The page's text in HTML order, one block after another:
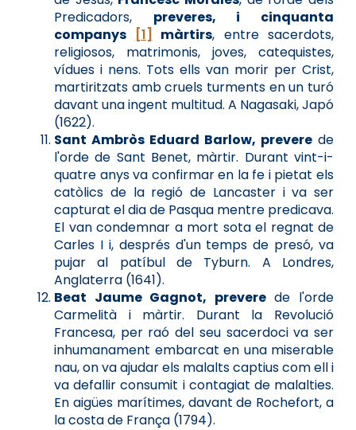
Predicadors, preveres, i cinquanta
companys
[1] màrtirs, entre sacerdots,
religiosos, matrimonis, joves, catequistes,
vídues i nens. Tots ells van morir per Crist,
martiritzats amb cruels turments en un turó
davant una ingent multitud. A Nagasaki, Japó
(1622).
Sant Ambròs Eduard Barlow, prevere de
l'orde de Sant Benet, màrtir. Durant vint-i-
quatre anys va confirmar en la fe i pietat els
catòlics de la regió de Lancaster i va ser
capturat el dia de Pasqua mentre predicava.
El van condemnar a mort sota el regnat de
Carles I i, després d'un temps de presó, va
pujar al patíbul de Tyburn. A Londres,
Anglaterra (1641).
Beat Jaume Gagnot, preverede l'orde
Carmelità i màrtir. Durant la Revolució
Francesa, per raó del seu sacerdoci va ser
inhumanament embarcat en una miserable
nau, on va ajudar els malalts captius com ell i
va defallir consumit i contagiat de malalties.
En aigües marítimes, davant de Rochefort, a
la costa de França (1794).